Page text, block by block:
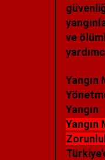
ve
Yangın
Yangın
Yangın